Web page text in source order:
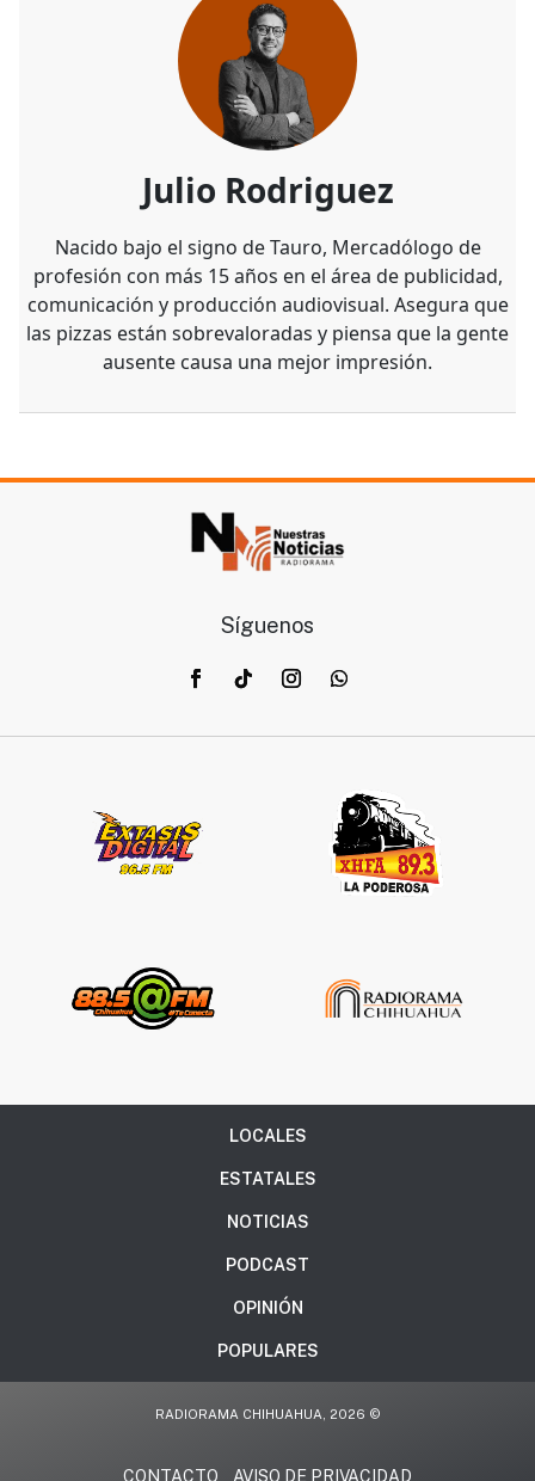
Julio Rodriguez
Nacido bajo el signo de Tauro, Mercadólogo de
profesión con más 15 años en el área de publicidad,
comunicación y producción audiovisual. Asegura que
las pizzas están sobrevaloradas y piensa que la gente
ausente causa una mejor impresión.
Síguenos
LOCALES
ESTATALES
NOTICIAS
PODCAST
OPINIÓN
POPULARES
RADIORAMA CHIHUAHUA, 2026 ©
CONTACTO AVISO DE PRIVACIDAD